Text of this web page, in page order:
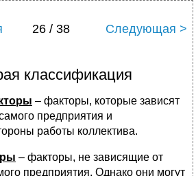
26 / 38 Следующая >
классификация
– факторы, которые зависят
предприятия и
работы коллектива.
– факторы, не зависящие от
предприятия. Однако они могут